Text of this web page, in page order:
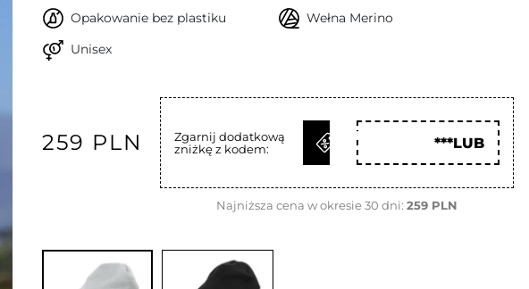
Opakowanie bez plastiku
Wełna Merino
Unisex
259 PLN
Zgarnij dodatkową
zniżkę z kodem:
ODBIERZ
***LUB
Najniższa cena w okresie 30 dni: 259 PLN